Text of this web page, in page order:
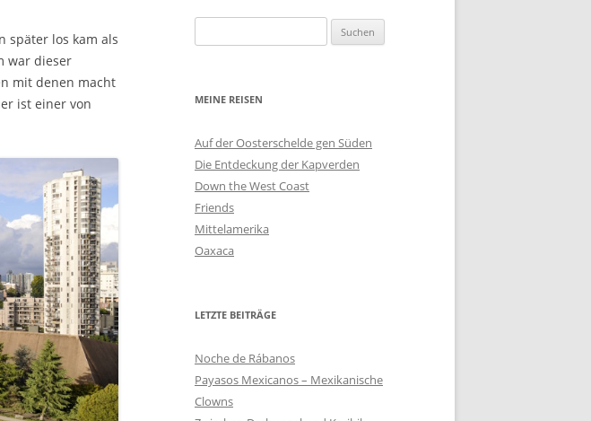
später los kam als
war dieser
mit denen macht
ist einer von
nach:
MEINE REISEN
Auf der Oosterschelde gen Süden
Die Entdeckung der Kapverden
Down the West Coast
Friends
Mittelamerika
Oaxaca
LETZTE BEITRÄGE
Noche de Rábanos
Payasos Mexicanos – Mexikanische
Clowns